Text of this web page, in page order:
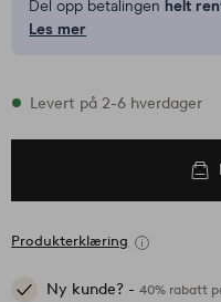
Del opp betalingen helt
Les mer
På lager
Levert på 2-6 hverdager
Produkterklæring
Ny kunde? -40% rabatt